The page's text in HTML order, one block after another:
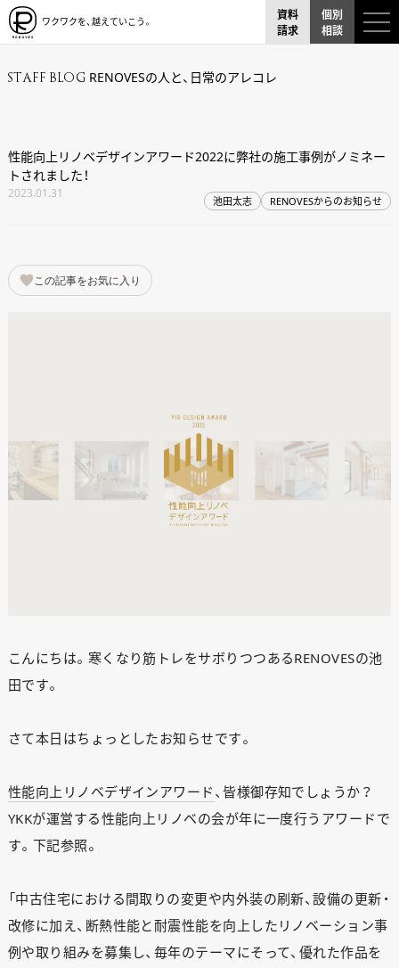
ワクワクを、越えていこう。
資料
請求
個別
相談
STAFF BLOG RENOVESの人と、日常のアレコレ
性能向上リノベデザインアワード2022に弊社の施工事例がノミネー
トされました！
2023.01.31
池田太志 RENOVESからのお知らせ
この記事をお気に入り
こんにちは。寒くなり筋トレをサボりつつあるRENOVESの池
田です。
さて本日はちょっとしたお知らせです。
性能向上リノベデザインアワード、皆様御存知でしょうか？
YKKが運営する性能向上リノベの会が年に一度行うアワードで
す。下記参照。
「中古住宅における間取りの変更や内外装の刷新、設備の更新・
改修に加え、断熱性能と耐震性能を向上したリノベーション事
例や取り組みを募集し、毎年のテーマにそって、優れた作品を